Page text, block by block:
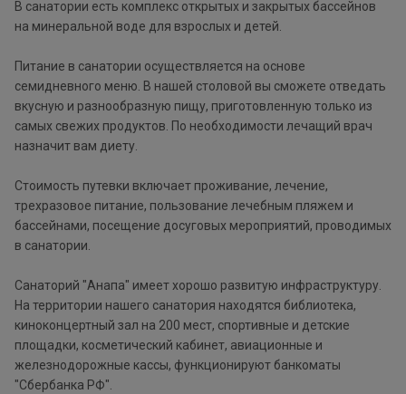
В санатории есть комплекс открытых и закрытых бассейнов
на минеральной воде для взрослых и детей.
Питание в санатории осуществляется на основе
семидневного меню. В нашей столовой вы сможете отведать
вкусную и разнообразную пищу, приготовленную только из
самых свежих продуктов. По необходимости лечащий врач
назначит вам диету.
Стоимость путевки включает проживание, лечение,
трехразовое питание, пользование лечебным пляжем и
бассейнами, посещение досуговых мероприятий, проводимых
в санатории.
Санаторий "Анапа" имеет хорошо развитую инфраструктуру.
На территории нашего санатория находятся библиотека,
киноконцертный зал на 200 мест, спортивные и детские
площадки, косметический кабинет, авиационные и
железнодорожные кассы, функционируют банкоматы
"Сбербанка РФ".